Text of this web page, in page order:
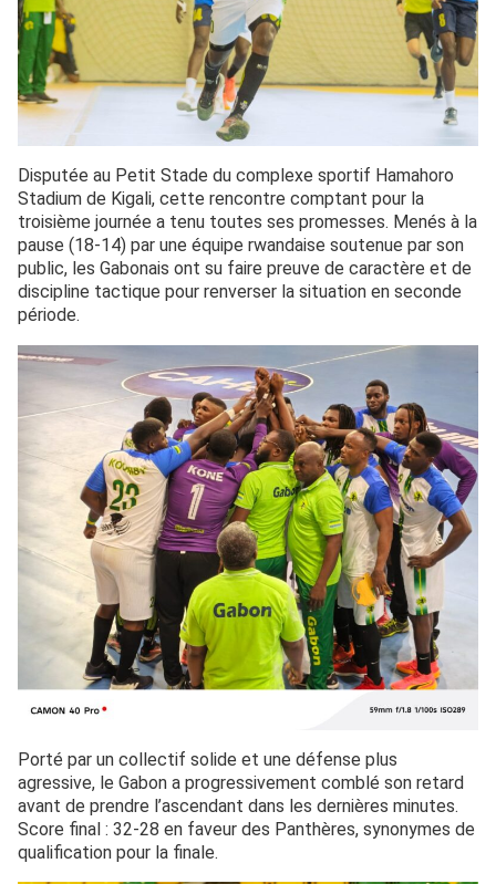
Disputée au Petit Stade du complexe sportif Hamahoro
Stadium de Kigali, cette rencontre comptant pour la
troisième journée a tenu toutes ses promesses. Menés à la
pause (18-14) par une équipe rwandaise soutenue par son
public, les Gabonais ont su faire preuve de caractère et de
discipline tactique pour renverser la situation en seconde
période.
Porté par un collectif solide et une défense plus
agressive, le Gabon a progressivement comblé son retard
avant de prendre l’ascendant dans les dernières minutes.
Score final : 32-28 en faveur des Panthères, synonymes de
qualification pour la finale.